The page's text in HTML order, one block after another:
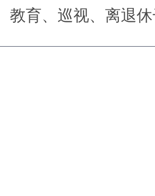
教育、巡视、离退